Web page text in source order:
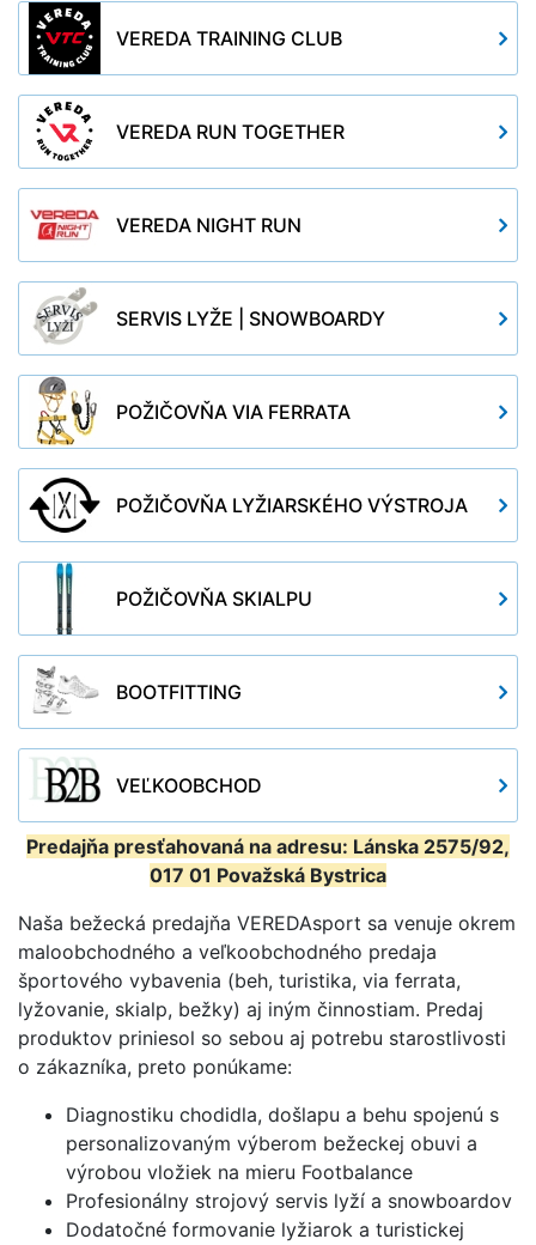
VEREDA TRAINING CLUB
VEREDA RUN TOGETHER
VEREDA NIGHT RUN
SERVIS LYŽE | SNOWBOARDY
POŽIČOVŇA VIA FERRATA
POŽIČOVŇA LYŽIARSKÉHO VÝSTROJA
POŽIČOVŇA SKIALPU
BOOTFITTING
VEĽKOOBCHOD
Predajňa presťahovaná na adresu: Lánska 2575/92,
017 01 Považská Bystrica
Naša bežecká predajňa VEREDAsport sa venuje okrem
maloobchodného a veľkoobchodného predaja
športového vybavenia (beh, turistika, via ferrata,
lyžovanie, skialp, bežky) aj iným činnostiam. Predaj
produktov priniesol so sebou aj potrebu starostlivosti
o zákazníka, preto ponúkame:
Diagnostiku chodidla, došlapu a behu spojenú s
personalizovaným výberom bežeckej obuvi a
výrobou vložiek na mieru Footbalance
Profesionálny strojový servis lyží a snowboardov
Dodatočné formovanie lyžiarok a turistickej